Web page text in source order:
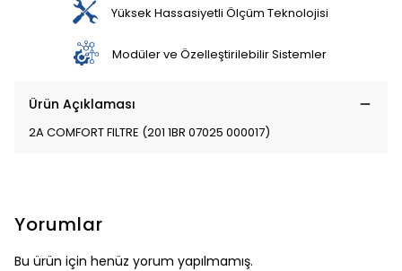
Yüksek Hassasiyetli Ölçüm Teknolojisi
Modüler ve Özelleştirilebilir Sistemler
Ürün Açıklaması
2A COMFORT FILTRE (201 1BR 07025 000017)
Yorumlar
Bu ürün için henüz yorum yapılmamış.